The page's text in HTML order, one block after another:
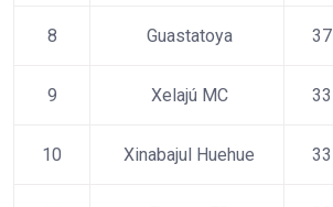
8 Guastatoya 37
9 Xelajú MC 33
10 Xinabajul Huehue 33